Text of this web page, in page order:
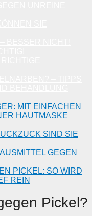
MIT EINFACHEN
HAUTMASKE
SIND SIE
GEGEN
PICKEL: SO WIRD
REIN
Pickel?